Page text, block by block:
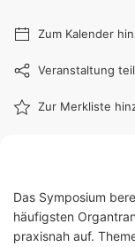
Zum Kalender
Veranstaltung
Zur Merkliste
Das Symposium
häufigsten
praxisnah auf.